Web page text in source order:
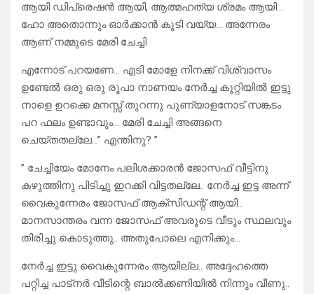
ആയി ഡിപ്രെഷൻ ആയി, ആത്മഹത്യ ശ്രമം ആയി…
ഹോ അതൊന്നും ഓർക്കാൻ കൂടി വയ്യ… അന്നേരം
ആണ് നമ്മുടെ മേരി ചേച്ചി
എന്നോട് പറയണേ… എടി മോളേ നിനക്ക് വിശ്വാസം
ഉണ്ടേൽ ഒരു ഒരു രൂപാ നാണയം നേർച്ച കുറ്റിയിൽ ഇട്ടു
നാളെ ഉറക്കെ മനസ്സ് തുറന്നു പുണ്യാളനോട് സങ്കടം
പറ ഫലം ഉണ്ടാവും… മേരി ചേച്ചി അങ്ങനെ
ചെയ്തതല്ലേ…” എന്തിനു? ”
” ചേച്ചിയേം മോനേം പലിശക്കാരൻ ജോസഫ് വീട്ടിനു
കഴുത്തിനു പിടിച്ചു ഇറക്കി വിട്ടതല്ലേ.. നേർച്ച ഇട്ട അന്ന്
വൈകുന്നേരം ജോസഫ് ആക്സിഡന്റ് ആയി…
മാനസാന്തരം വന്ന ജോസഫ് അവരുടെ വീടും സ്ഥലവും
തിരിച്ചു കൊടുത്തു.. അതുപോലെ എനിക്കും…
നേർച്ച ഇട്ടു വൈകുന്നേരം ആയില്ല.. അദ്ദേഹത്തെ
പറ്റിച്ച പാട്നർ വീടിന്റെ ബാൽക്കണിയിൽ നിന്നും വീണു..